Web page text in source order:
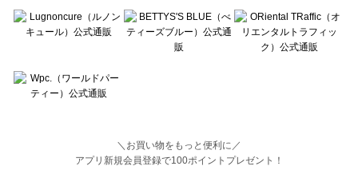
＼お買い物をもっと便利に／
アプリ新規会員登録で100ポイントプレゼント！